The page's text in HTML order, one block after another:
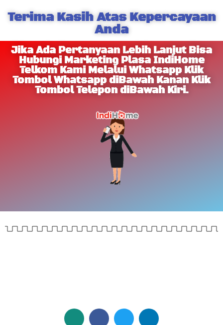
Terima Kasih Atas Kepercayaan
Anda
Jika Ada Pertanyaan Lebih Lanjut Bisa
Hubungi Marketing Plasa IndiHome
Telkom Kami Melalui Whatsapp Klik
Tombol Whatsapp diBawah Kanan Klik
Tombol Telepon diBawah Kiri.